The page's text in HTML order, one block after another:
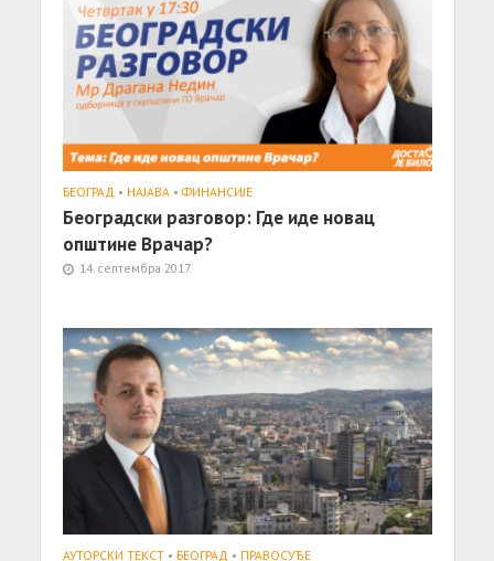
БЕОГРАД • НАЈАВА • ФИНАНСИЈЕ
Београдски разговор: Где иде новац
општине Врачар?
14. септембра 2017.
АУТОРСКИ ТЕКСТ • БЕОГРАД • ПРАВОСУЂЕ